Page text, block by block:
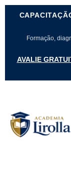
Formação,
AVALIE